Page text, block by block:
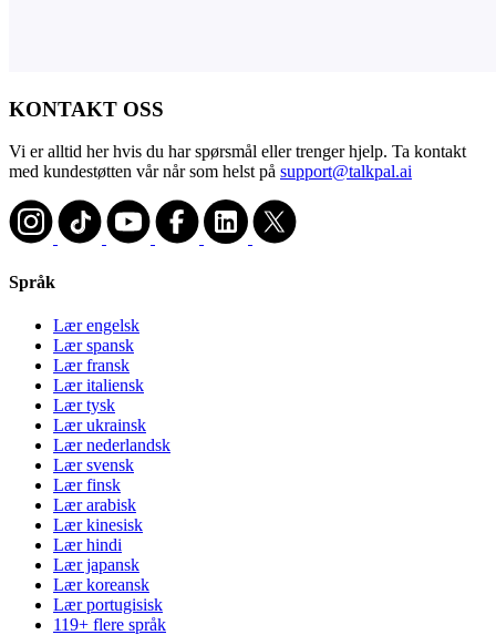
KONTAKT OSS
Vi er alltid her hvis du har spørsmål eller trenger hjelp. Ta kontakt
med kundestøtten vår når som helst på support@talkpal.ai
Språk
Lær engelsk
Lær spansk
Lær fransk
Lær italiensk
Lær tysk
Lær ukrainsk
Lær nederlandsk
Lær svensk
Lær finsk
Lær arabisk
Lær kinesisk
Lær hindi
Lær japansk
Lær koreansk
Lær portugisisk
119+ flere språk